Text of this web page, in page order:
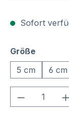
Sofort
Größe
5 cm
6 cm
Produkt